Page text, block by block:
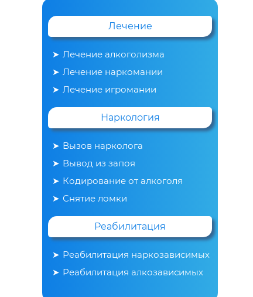
Лечение
Лечение алкоголизма
Лечение наркомании
Лечение игромании
Наркология
Вызов нарколога
Вывод из запоя
Кодирование от алкоголя
Снятие ломки
Реабилитация
Реабилитация наркозависимых
Реабилитация алкозависимых